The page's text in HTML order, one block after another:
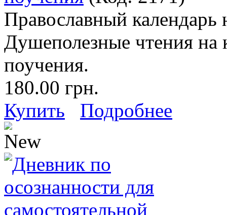
Православный календарь
Душеполезные чтения
поучения.
180.00 грн.
Купить
Подробнее